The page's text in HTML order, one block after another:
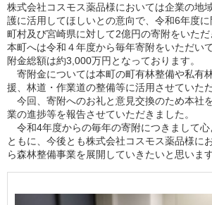
株式会社コスモス薬品様においては企業の地
護に活用してほしいとの意向で、令和6年度
町村及び宮崎県に対して2億円の寄附をいただ
本町へは令和４年度から毎年寄附をいただい
附金総額は約3,000万円となっております。
寄附金については本町の町有林整備や私有
援、林道・作業道の整備等に活用させていた
今回、寄附へのお礼と意見交換のため本社
業の進捗等を報告させていただきました。
令和4年度からの毎年の寄附につきまして心
ともに、今後とも株式会社コスモス薬品様に
ら森林整備事業を展開していきたいと思います